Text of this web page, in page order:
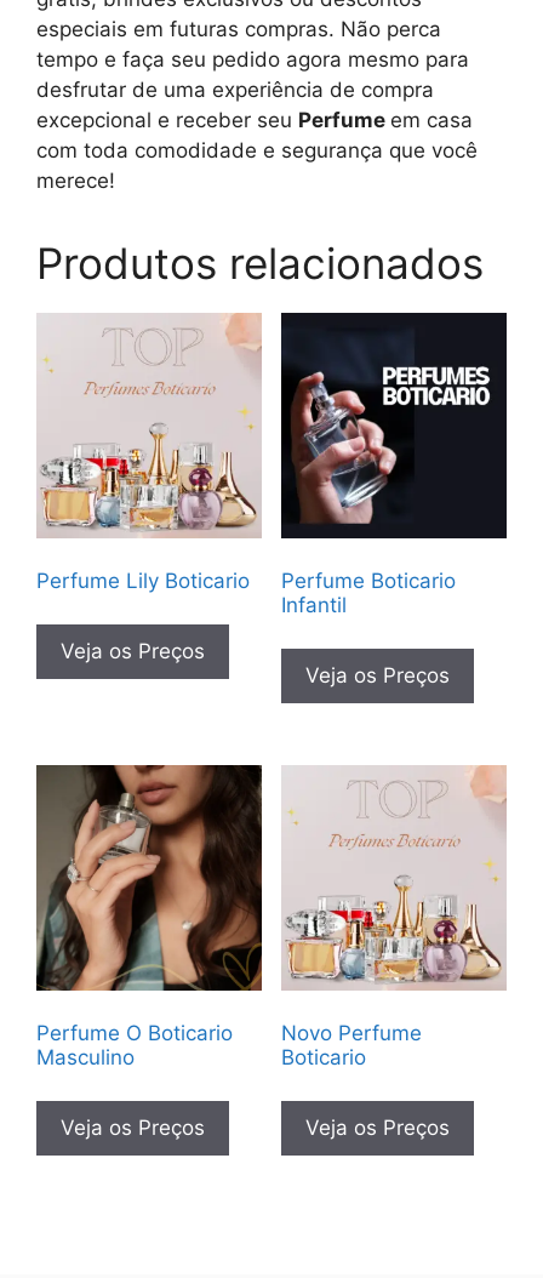
especiais em futuras compras. Não perca
tempo e faça seu pedido agora mesmo para
desfrutar de uma experiência de compra
excepcional e receber seu Perfume em casa
com toda comodidade e segurança que você
merece!
Produtos relacionados
Perfume Lily Boticario
Veja os Preços
Perfume Boticario
Infantil
Veja os Preços
Perfume O Boticario
Masculino
Veja os Preços
Novo Perfume
Boticario
Veja os Preços